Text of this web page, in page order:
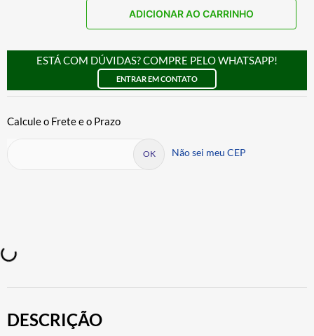
ADICIONAR AO CARRINHO
ESTÁ COM DÚVIDAS? COMPRE PELO WHATSAPP!
ENTRAR EM CONTATO
Não sei meu CEP
DESCRIÇÃO